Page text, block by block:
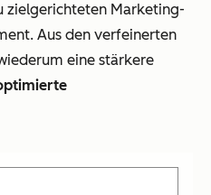
zielgerichteten Marketing-
Aus den verfeinerten
eine stärkere